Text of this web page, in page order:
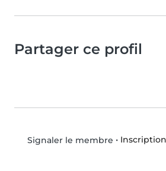
Partager ce profil
Signaler le membre •